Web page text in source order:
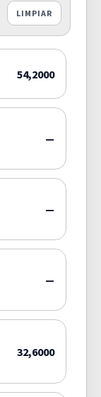
LIMPIAR
54,2000
—
—
—
32,6000